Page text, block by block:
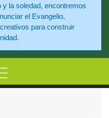
la soledad, encontremos
el Evangelio,
para construir